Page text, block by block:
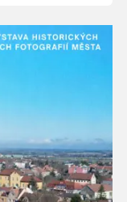
dobrého.